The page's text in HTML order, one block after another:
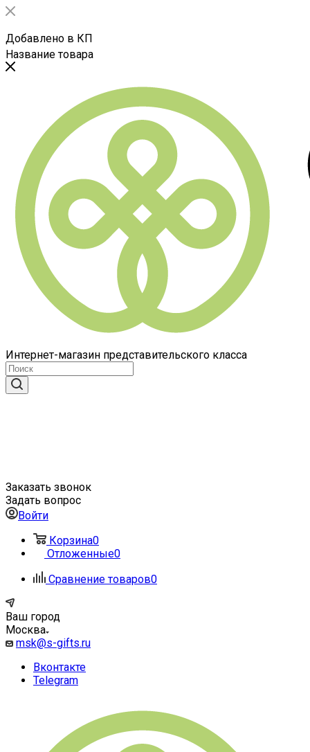
Добавлено в КП
Название товара
Интернет-магазин представительского класса
Заказать звонок
Задать вопрос
Войти
Корзина0
Отложенные0
Сравнение товаров0
Ваш город
Москва
msk@s-gifts.ru
Вконтакте
Telegram